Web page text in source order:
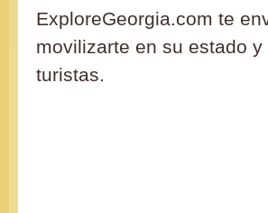
ExploreGeorgia.com te
movilizarte en su estado
turistas.